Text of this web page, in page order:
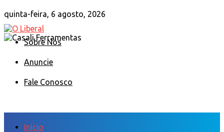
quinta-feira, 6 agosto, 2026
Sobre Nós
Anuncie
Fale Conosco
Início